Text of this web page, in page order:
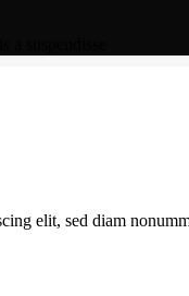
elit, sed diam